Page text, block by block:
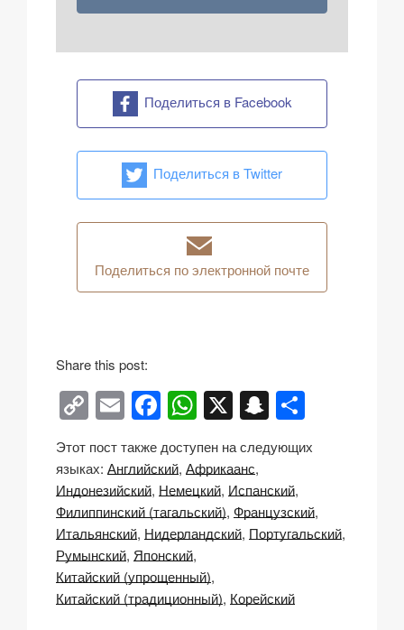
Поделиться в Facebook
Поделиться в Twitter
Поделиться по электронной почте
Share this post:
C
o
p
y
Li
n
k
E
m
ail
F
a
c
e
b
o
o
k
W
h
at
s
A
p
p
X S
n
a
p
c
h
тп
р
в
и
Этот пост также доступен на следующих
языках: Английский Африкаанс
Индонезийский Немецкий Испанский
Филиппинский (тагальский) Французский
Итальянский Нидерландский Португальский
Румынский Японский
Китайский (упрощенный)
Китайский (традиционный) Корейский